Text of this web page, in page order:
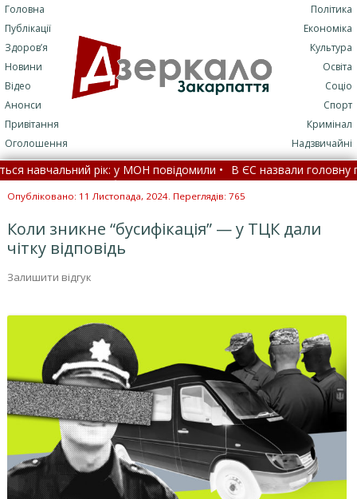
Головна
Публікації
Здоров’я
Новини
Відео
Анонси
Привітання
Оголошення
Політика
Економіка
Культура
Освіта
Соціо
Спорт
Кримінал
Надзвичайні
рік: у МОН повідомили • В ЄС назвали головну
удару блискавки постраждали хлопець і дівчина
Опубліковано: 11 Листопада, 2024. Переглядів: 765
Коли зникне “бусифікація” — у ТЦК дали
чітку відповідь
Залишити відгук